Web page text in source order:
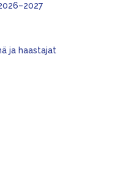
ja haastajat